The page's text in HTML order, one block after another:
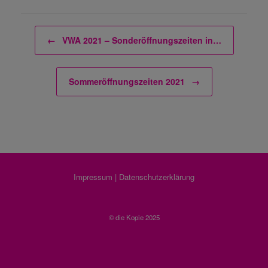
← VWA 2021 – Sonderöffnungszeiten in…
Sommeröffnungszeiten 2021 →
Impressum | Datenschutzerklärung
© die Kopie 2025